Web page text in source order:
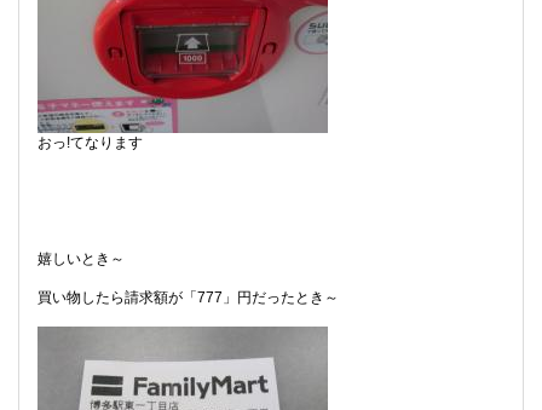
おっ!てなります
嬉しいとき～
買い物したら請求額が「777」円だったとき～